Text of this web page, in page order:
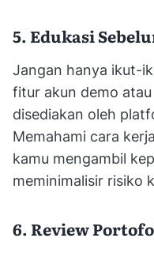
5. Edukasi
Jangan hanya ikut-
fitur akun demo
disediakan oleh
Memahami cara
kamu mengambil
meminimalisir risiko
6. Review